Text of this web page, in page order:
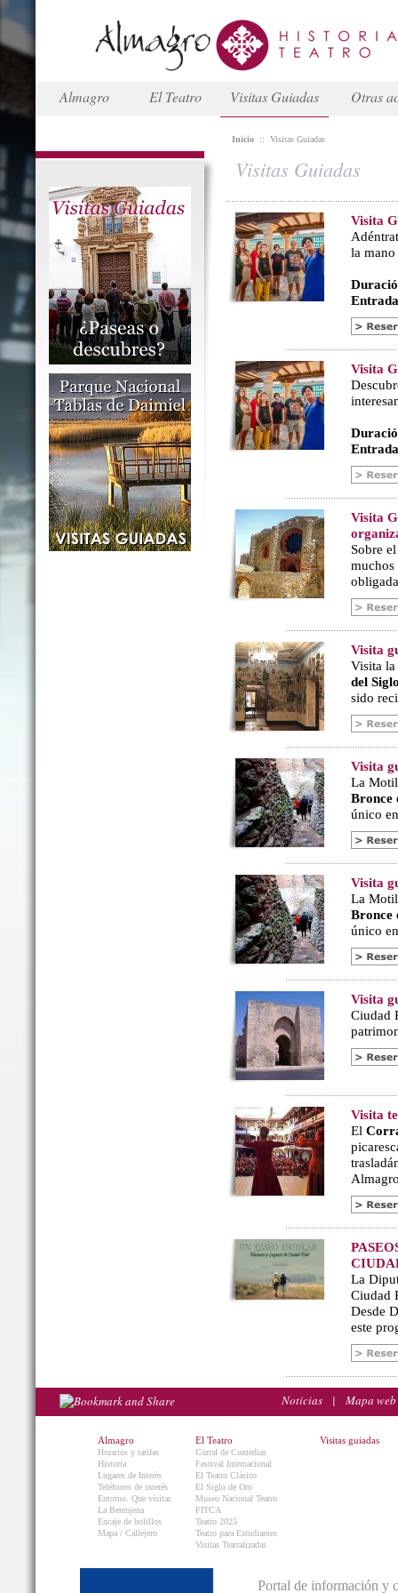
Almagro El Teatro Visitas Guiadas Otras
Inicio :: Visitas Guiadas
Visitas Guiadas
Visita
la
Visita
Visita
Sobre
Visita
Visita la
del
sido
Visita
La
Bronce
único
Visita
La
Bronce
único
Visita
Ciudad
Visita
El
La
Ciudad
Desde
este
Noticias | Mapa web
Almagro
Horarios y tarifas
Historia
Lugares de Interés
Teléfonos de interés
Entorno. Que visitar.
La Berenjena
Encaje de bolillos
Mapa / Callejero
El Teatro
Corral de Comedias
Festival Internacional
El Teatro Clásico
El Siglo de Oro
Museo Nacional Teatro
FITCA
Teatro 2025
Teatro para Estudiantes
Visitas Teatralizadas
Visitas guiadas
Portal de información y